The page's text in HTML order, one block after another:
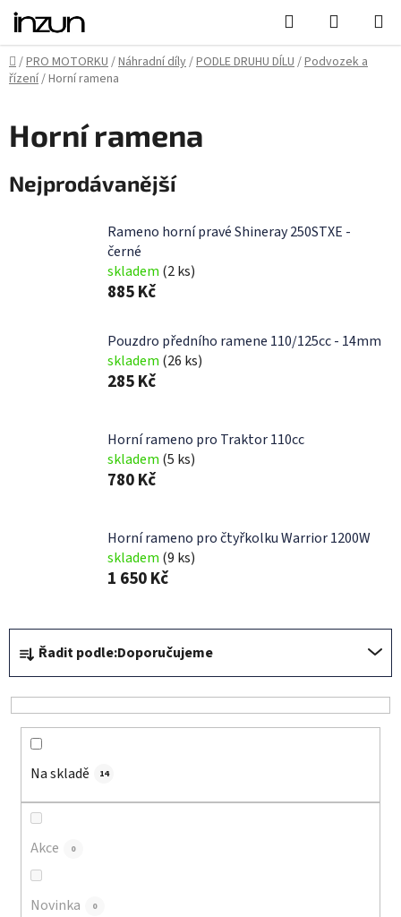
Přejít
obsah
Hledat
KOŠÍK
Domů
/PRO MOTORKU/Náhradní díly/PODLE DRUHU DÍLU/Podvozek a
řízení/Horní ramena
Horní ramena
Nejprodávanější
Rameno horní pravé Shineray 250STXE -
černé
skladem (2 ks)
885 Kč
Pouzdro předního ramene 110/125cc - 14mm
skladem (26 ks)
285 Kč
Horní rameno pro Traktor 110cc
skladem (5 ks)
780 Kč
Horní rameno pro čtyřkolku Warrior 1200W
skladem (9 ks)
1 650 Kč
Ř
a
z
e
Řadit podle:Doporučujeme
Na skladě 14
Akce 0
Novinka 0